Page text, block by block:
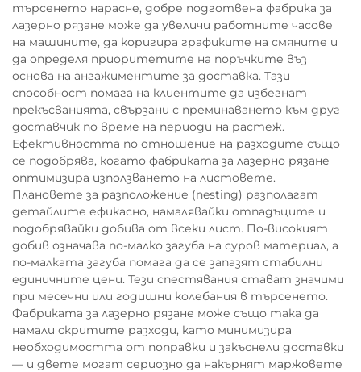
търсенето нарасне, добре подготвена фабрика за
лазерно рязане може да увеличи работните часове
на машините, да коригира графиките на смяните и
да определя приоритетите на поръчките въз
основа на ангажиментите за доставка. Тази
способност помага на клиентите да избегнат
прекъсванията, свързани с преминаването към друг
доставчик по време на периоди на растеж.
Ефективността по отношение на разходите също
се подобрява, когато фабриката за лазерно рязане
оптимизира използването на листовете.
Плановете за разположение (nesting) разполагат
детайлите ефикасно, намалявайки отпадъците и
подобрявайки добива от всеки лист. По-високият
добив означава по-малко загуба на суров материал, а
по-малката загуба помага да се запазят стабилни
единичните цени. Тези спестявания стават значими
при месечни или годишни колебания в търсенето.
Фабриката за лазерно рязане може също така да
намали скритите разходи, като минимизира
необходимостта от поправки и закъснели доставки
— и двете могат сериозно да накърнят маржовете